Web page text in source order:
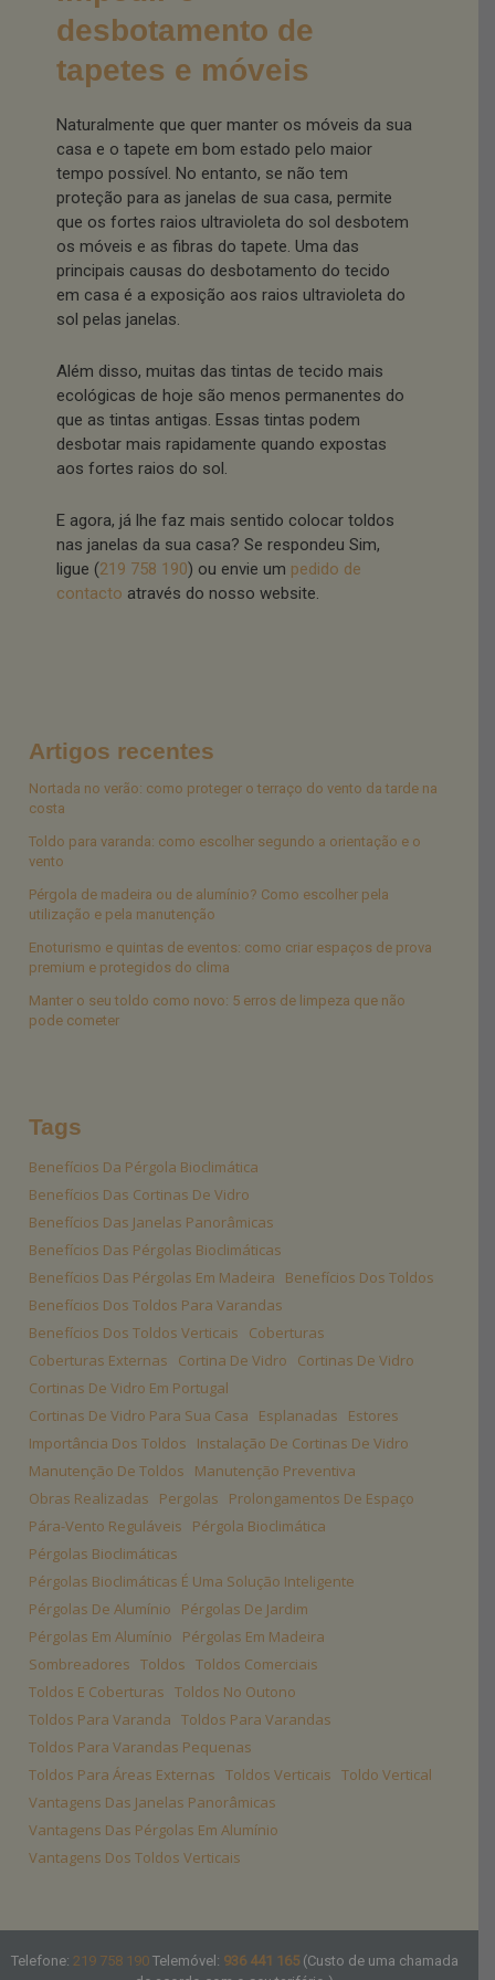
desbotamento de
tapetes e móveis
Naturalmente que quer manter os móveis da sua
casa e o tapete em bom estado pelo maior
tempo possível. No entanto, se não tem
proteção para as janelas de sua casa, permite
que os fortes raios ultravioleta do sol desbotem
os móveis e as fibras do tapete. Uma das
principais causas do desbotamento do tecido
em casa é a exposição aos raios ultravioleta do
sol pelas janelas.
Além disso, muitas das tintas de tecido mais
ecológicas de hoje são menos permanentes do
que as tintas antigas. Essas tintas podem
desbotar mais rapidamente quando expostas
aos fortes raios do sol.
E agora, já lhe faz mais sentido colocar toldos
nas janelas da sua casa? Se respondeu Sim,
ligue (219 758 190) ou envie um pedido de
contacto através do nosso website.
Artigos recentes
Nortada no verão: como proteger o terraço do vento da tarde na
costa
Toldo para varanda: como escolher segundo a orientação e o
vento
Pérgola de madeira ou de alumínio? Como escolher pela
utilização e pela manutenção
Enoturismo e quintas de eventos: como criar espaços de prova
premium e protegidos do clima
Manter o seu toldo como novo: 5 erros de limpeza que não
pode cometer
Tags
Benefícios Da Pérgola Bioclimática
Benefícios Das Cortinas De Vidro
Benefícios Das Janelas Panorâmicas
Benefícios Das Pérgolas Bioclimáticas
Benefícios Das Pérgolas Em Madeira
Benefícios Dos Toldos
Benefícios Dos Toldos Para Varandas
Benefícios Dos Toldos Verticais
Coberturas
Coberturas Externas
Cortina De Vidro
Cortinas De Vidro
Cortinas De Vidro Em Portugal
Cortinas De Vidro Para Sua Casa
Esplanadas
Estores
Importância Dos Toldos
Instalação De Cortinas De Vidro
Manutenção De Toldos
Manutenção Preventiva
Obras Realizadas
Pergolas
Prolongamentos De Espaço
Pára-Vento Reguláveis
Pérgola Bioclimática
Pérgolas Bioclimáticas
Pérgolas Bioclimáticas É Uma Solução Inteligente
Pérgolas De Alumínio
Pérgolas De Jardim
Pérgolas Em Alumínio
Pérgolas Em Madeira
Sombreadores Toldos Toldos Comerciais
Toldos E Coberturas Toldos No Outono
Toldos Para Varanda Toldos Para Varandas
Toldos Para Varandas Pequenas
Toldos Para Áreas Externas Toldos Verticais Toldo Vertical
Vantagens Das Janelas Panorâmicas
Vantagens Das Pérgolas Em Alumínio
Vantagens Dos Toldos Verticais
Telefone: 219 758 190Telemóvel: 936 441 165 (Custo de uma chamada